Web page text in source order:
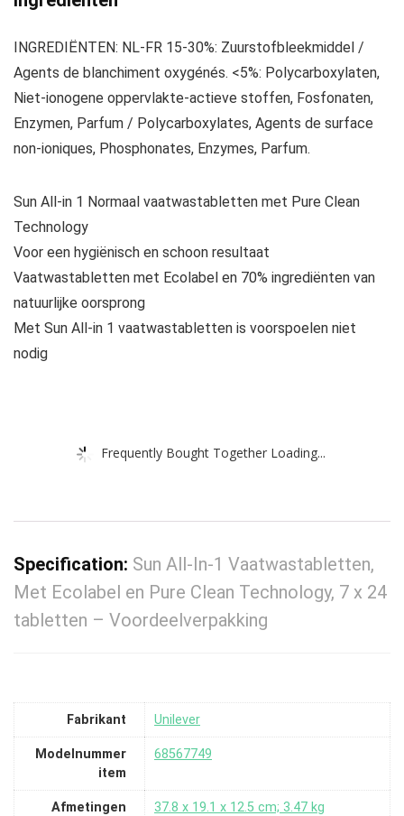
INGREDIËNTEN: NL-FR 15-30%: Zuurstofbleekmiddel /
Agents de blanchiment oxygénés. <5%: Polycarboxylaten,
Niet-ionogene oppervlakte-actieve stoffen, Fosfonaten,
Enzymen, Parfum / Polycarboxylates, Agents de surface
non-ioniques, Phosphonates, Enzymes, Parfum.
Sun All-in 1 Normaal vaatwastabletten met Pure Clean
Technology
Voor een hygiënisch en schoon resultaat
Vaatwastabletten met Ecolabel en 70% ingrediënten van
natuurlijke oorsprong
Met Sun All-in 1 vaatwastabletten is voorspoelen niet
nodig
Frequently Bought Together Loading...
Specification: Sun All-In-1 Vaatwastabletten,
Met Ecolabel en Pure Clean Technology, 7 x 24
tabletten – Voordeelverpakking
Fabrikant ‎Unilever
Modelnummer
item
‎68567749
Afmetingen
‎37.8 x 19.1 x 12.5 cm; 3.47 kg